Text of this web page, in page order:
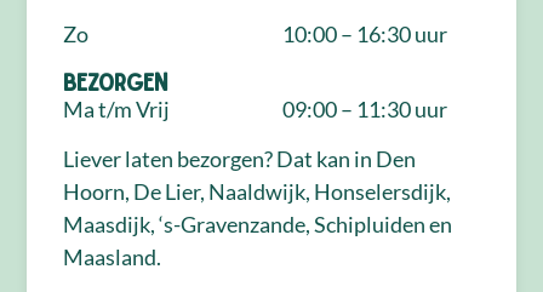
Zo
10:00 – 16:30 uur
Bezorgen
Ma t/m Vrij
09:00 – 11:30 uur
Liever laten bezorgen? Dat kan in Den
Hoorn, De Lier, Naaldwijk, Honselersdijk,
Maasdijk, ‘s-Gravenzande, Schipluiden en
Maasland.